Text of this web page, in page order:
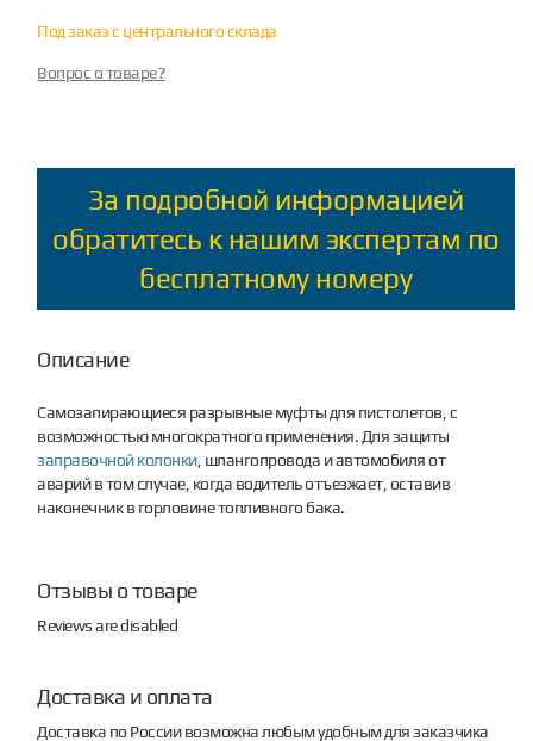
Под заказ с центрального склада
Вопрос о товаре?
За подробной информацией
обратитесь к нашим экспертам по
бесплатному номеру
Описание
Самозапирающиеся разрывные муфты для пистолетов, с
возможностью многократного применения. Для защиты
заправочной колонки, шлангопровода и автомобиля от
аварий в том случае, когда водитель отъезжает, оставив
наконечник в горловине топливного бака.
Отзывы о товаре
Reviews are disabled
Доставка и оплата
Доставка по России возможна любым удобным для заказчика